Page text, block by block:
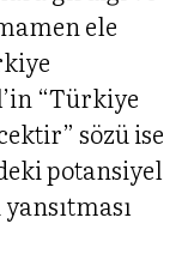
ele
“Türkiye
sözü ise
potansiyel